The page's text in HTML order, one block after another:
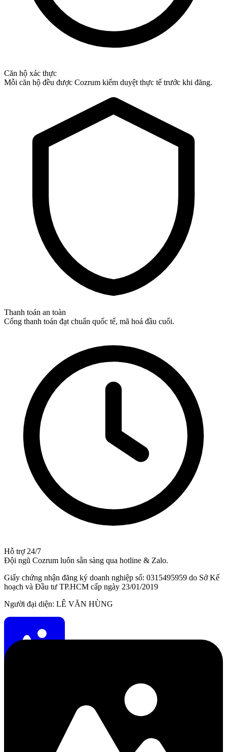
Căn hộ xác thực
Mỗi căn hộ đều được Cozrum kiểm duyệt thực tế trước khi đăng.
Thanh toán an toàn
Cổng thanh toán đạt chuẩn quốc tế, mã hoá đầu cuối.
Hỗ trợ 24/7
Đội ngũ Cozrum luôn sẵn sàng qua hotline & Zalo.
Giấy chứng nhận đăng ký doanh nghiệp số: 0315495959 do Sở Kế
hoạch và Đầu tư TP.HCM cấp ngày 23/01/2019
Người đại diện: LÊ VĂN HÙNG